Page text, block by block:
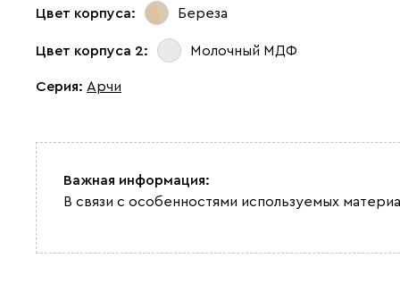
Цвет корпуса: Береза
Цвет корпуса 2: Молочный МДФ
Серия: Арчи
Важная информация:
В связи с особенностями используемых